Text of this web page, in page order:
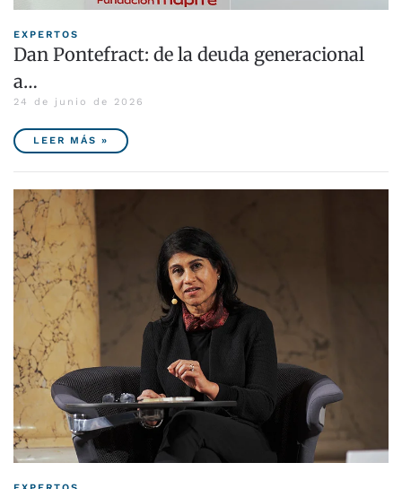
EXPERTOS
Dan Pontefract: de la deuda generacional
a…
24 de junio de 2026
LEER MÁS »